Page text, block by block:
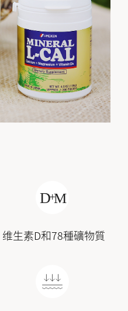
维生素D和78種礦物質